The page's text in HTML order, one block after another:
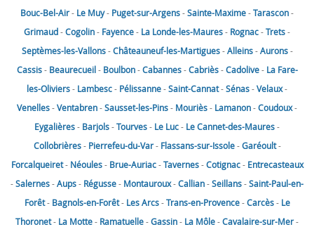
Bouc-Bel-Air- Le Muy- Puget-sur-Argens-Sainte-Maxime-Tarascon-
Grimaud-Cogolin- Fayence- La Londe-les-Maures- Rognac-Trets-
Septèmes-les-Vallons-Châteauneuf-les-Martigues-Alleins-Aurons-
Cassis- Beaurecueil- Boulbon-Cabannes-Cabriès-Cadolive- La Fare-
les-Oliviers- Lambesc- Pélissanne-Saint-Cannat-Sénas-Velaux-
Venelles-Ventabren-Sausset-les-Pins- Mouriès- Lamanon-Coudoux-
Eygalières- Barjols-Tourves- Le Luc- Le Cannet-des-Maures-
Collobrières- Pierrefeu-du-Var- Flassans-sur-Issole-Garéoult-
Forcalqueiret- Néoules- Brue-Auriac-Tavernes-Cotignac- Entrecasteaux
-Salernes-Aups- Régusse- Montauroux-Callian-Seillans-Saint-Paul-en-
Forêt- Bagnols-en-Forêt- Les Arcs-Trans-en-Provence-Carcès- Le
Thoronet- La Motte- Ramatuelle-Gassin- La Môle-Cavalaire-sur-Mer-